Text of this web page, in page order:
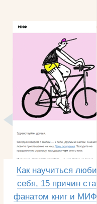
Как научиться
себя, 15 причин
фанатом книг и